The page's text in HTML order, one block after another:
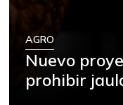
AGRO
Nuevo
prohibir